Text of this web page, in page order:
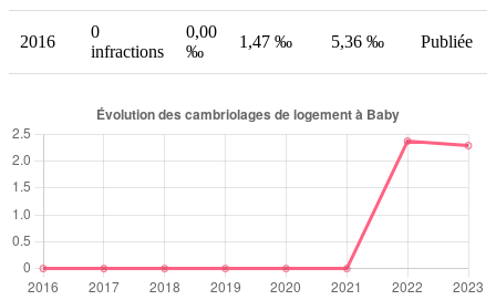
2016
0
infractions
0,00
‰
1,47 ‰ 5,36 ‰ Publiée